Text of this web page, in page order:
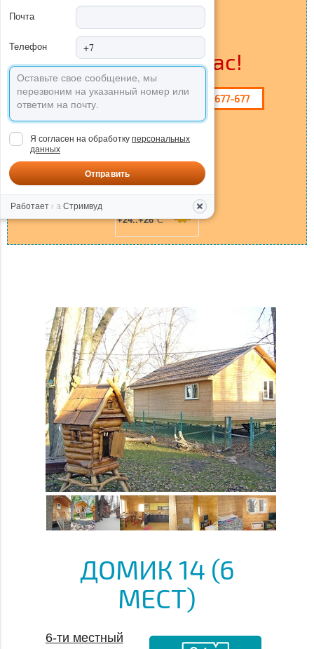
Звоните сейчас!
+7 917 024-76-42 8 (8452) 677-677
НАПИШИТЕ НАМ
ДОМИК 14 (6
МЕСТ)
6-ти местный
Почта
Телефон
Я согласен на обработкуперсональных
данных
Отправить
Работает на Стримвуд